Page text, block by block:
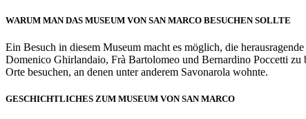
WARUM MAN DAS MUSEUM VON SAN MARCO BESUCHEN SOLLTE
Ein Besuch in diesem Museum macht es möglich, die
Domenico Ghirlandaio, Frà Bartolomeo und Bernardino Poccetti
Orte besuchen, an denen unter anderem Savonarola wohnte.
GESCHICHTLICHES ZUM MUSEUM VON SAN MARCO